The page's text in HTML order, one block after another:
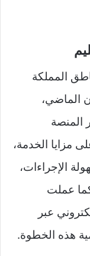
المملكة
الماضي،
المنصة
مزايا الخدمة،
الإجراءات،
عملت
عبر
هذه الخطوة.